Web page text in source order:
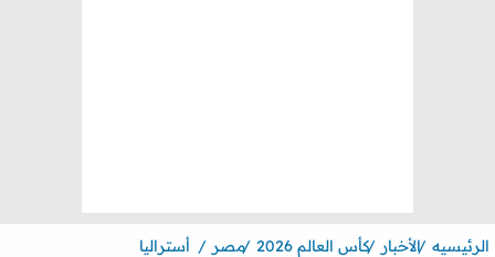
الرئيسيه الأخبار كأس العالم 2026 مصر أستراليا